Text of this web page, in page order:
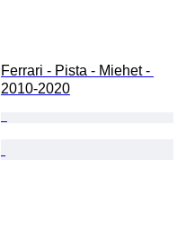
Ferrari - Pista - Miehet -
2010-2020